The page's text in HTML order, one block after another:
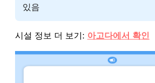
있음
시설 정보 더 보기: 아고다에서 확인